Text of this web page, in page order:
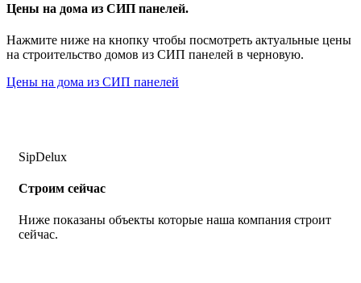
Цены на дома из СИП панелей.
Нажмите ниже на кнопку чтобы посмотреть актуальные цены
на строительство домов из СИП панелей в черновую.
Цены на дома из СИП панелей
SipDelux
Строим сейчас
Ниже показаны объекты которые наша компания строит
сейчас.